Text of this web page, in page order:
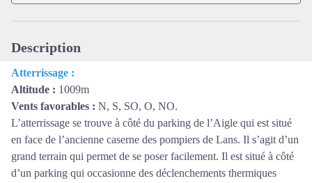
Description
Atterrissage :
Altitude : 1009m
Vents favorables : N, S, SO, O, NO.
L’atterrissage se trouve à côté du parking de l’Aigle qui est situé
en face de l’ancienne caserne des pompiers de Lans. Il s’agit d’un
grand terrain qui permet de se poser facilement. Il est situé à côté
d’un parking qui occasionne des déclenchements thermiques